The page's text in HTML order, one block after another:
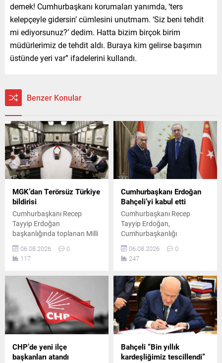
demek! Cumhurbaşkanı korumaları yanımda, ‘ters
kelepçeyle gidersin’ cümlesini unutmam. ‘Siz beni tehdit
mi ediyorsunuz?’ dedim. Hatta bizim birçok birim
müdürlerimiz de tehdit aldı. Buraya kim gelirse başımın
üstünde yeri var” ifadelerini kullandı.
Benzer Konular
MGK’dan Terörsüz Türkiye
bildirisi
Cumhurbaşkanı Recep
Tayyip Erdoğan
başkanlığında toplanan Milli
Güvenlik Kurulu'nun
ardından yayımlanan
bildiride, "Terörsüz Türkiye"
hedeflerine yönelik
çalışmaların kararlılıkla
sürdürüleceği vurgulandı.
06.08.2026
0
117
Cumhurbaşkanı Erdoğan
Bahçeli’yi kabul etti
Cumhurbaşkanı Recep
Tayyip Erdoğan,
Cumhurbaşkanlığı
Külliyesi'nde MHP Genel
Başkanı Devlet Bahçeli ile bir
araya geldi. Yaklaşık 45
Güvenlik Kurulu toplantısı
öncesinde gerçekleştirildi.
06.08.2026
0
247
CHP’de yeni ilçe
başkanları atandı
Bahçeli “Bin yıllık
kardeşliğimiz tescillendi”